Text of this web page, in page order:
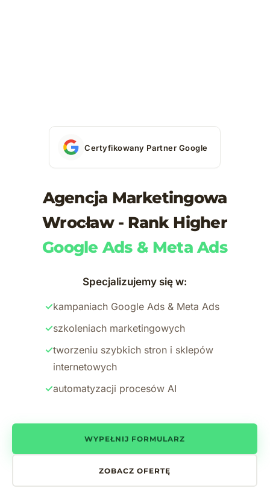
Certyfikowany Partner Google
Agencja Marketingowa
Wrocław - Rank Higher
Google Ads & Meta Ads
Specjalizujemy się w:
✓kampaniach Google Ads & Meta Ads
✓szkoleniach marketingowych
✓tworzeniu szybkich stron i sklepów
internetowych
✓automatyzacji procesów AI
WYPEŁNIJ FORMULARZ
ZOBACZ OFERTĘ